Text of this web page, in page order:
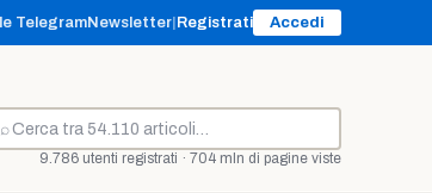
TelegramNewsletter Registrati Accedi
⌕
Cerca
9.786 utenti registrati · 704 mln di pagine viste